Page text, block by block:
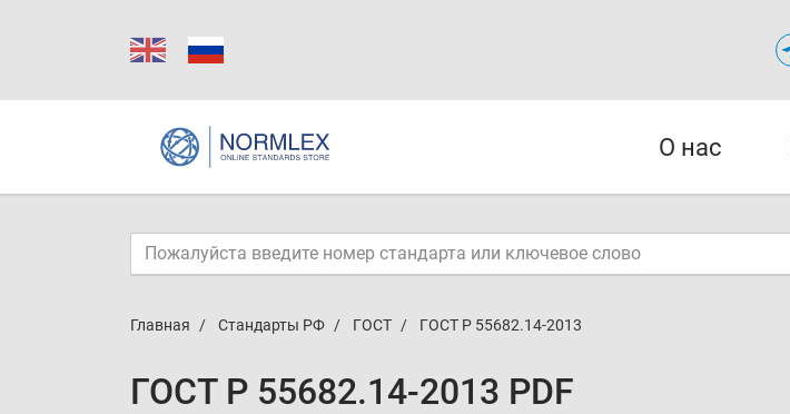
О нас
Главная Стандарты РФ ГОСТ ГОСТ Р 55682.14-2013
ГОСТ Р 55682.14-2013 PDF